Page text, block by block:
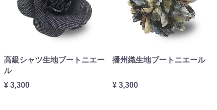
高級シャツ生地ブートニエー
ル
¥ 3,300
播州織生地ブートニエール
¥ 3,300